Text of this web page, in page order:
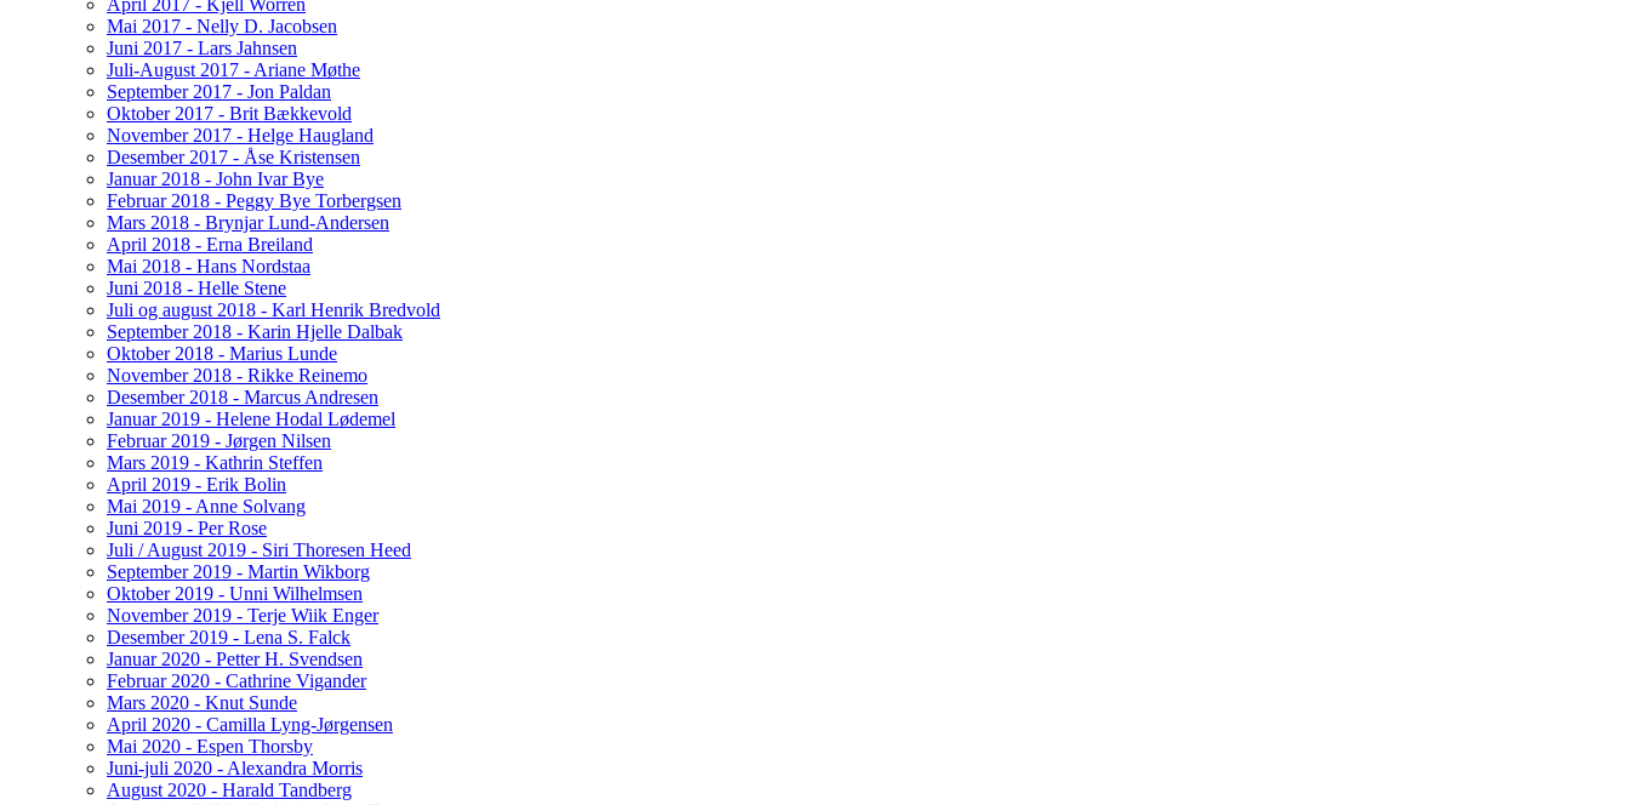
April 2017 - Kjell Worren
Mai 2017 - Nelly D. Jacobsen
Juni 2017 - Lars Jahnsen
Juli-August 2017 - Ariane Møthe
September 2017 - Jon Paldan
Oktober 2017 - Brit Bækkevold
November 2017 - Helge Haugland
Desember 2017 - Åse Kristensen
Januar 2018 - John Ivar Bye
Februar 2018 - Peggy Bye Torbergsen
Mars 2018 - Brynjar Lund-Andersen
April 2018 - Erna Breiland
Mai 2018 - Hans Nordstaa
Juni 2018 - Helle Stene
Juli og august 2018 - Karl Henrik Bredvold
September 2018 - Karin Hjelle Dalbak
Oktober 2018 - Marius Lunde
November 2018 - Rikke Reinemo
Desember 2018 - Marcus Andresen
Januar 2019 - Helene Hodal Lødemel
Februar 2019 - Jørgen Nilsen
Mars 2019 - Kathrin Steffen
April 2019 - Erik Bolin
Mai 2019 - Anne Solvang
Juni 2019 - Per Rose
Juli / August 2019 - Siri Thoresen Heed
September 2019 - Martin Wikborg
Oktober 2019 - Unni Wilhelmsen
November 2019 - Terje Wiik Enger
Desember 2019 - Lena S. Falck
Januar 2020 - Petter H. Svendsen
Februar 2020 - Cathrine Vigander
Mars 2020 - Knut Sunde
April 2020 - Camilla Lyng-Jørgensen
Mai 2020 - Espen Thorsby
Juni-juli 2020 - Alexandra Morris
August 2020 - Harald Tandberg